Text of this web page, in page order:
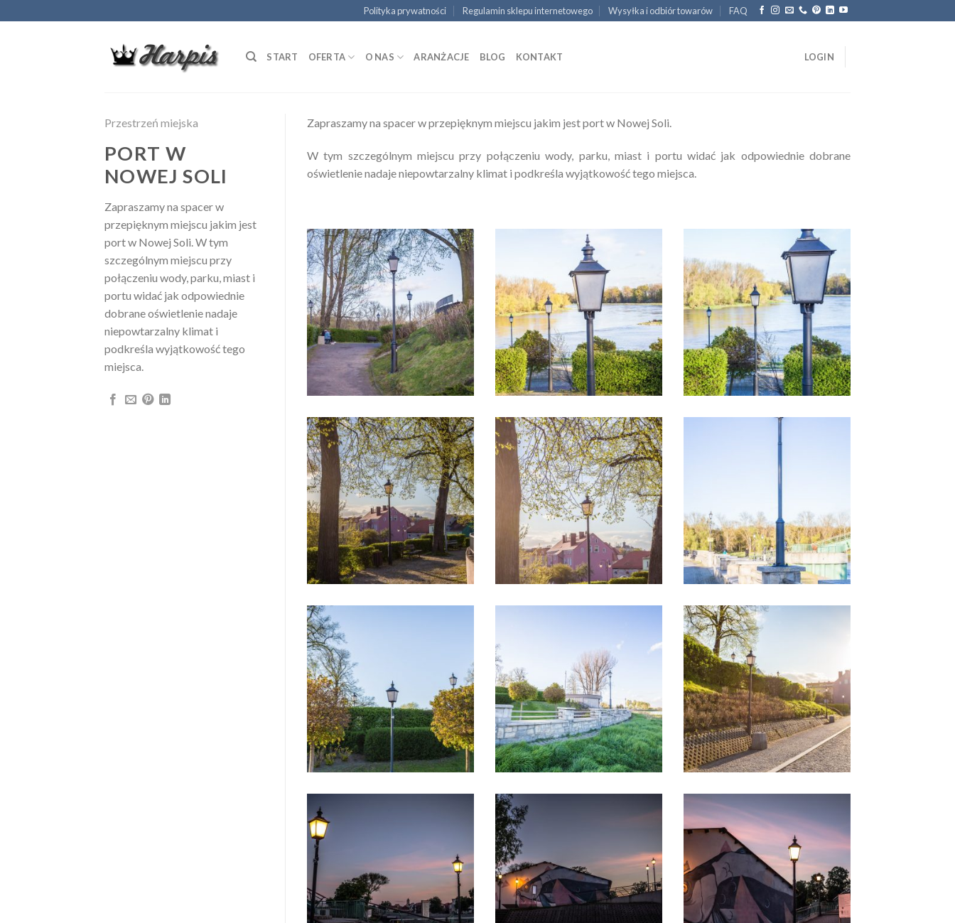
to
Polityka prywatności Regulamin sklepu internetowego Wysyłka i odbiór towarów FAQ
START OFERTA O NAS ARANŻACJE BLOG KONTAKT LOGIN
Przestrzeń miejska
PORT W
NOWEJ SOLI
Zapraszamy na spacer w
przepięknym miejscu jakim jest
port w Nowej Soli. W tym
szczególnym miejscu przy
połączeniu wody, parku, miast i
portu widać jak odpowiednie
dobrane oświetlenie nadaje
niepowtarzalny klimat i
podkreśla wyjątkowość tego
miejsca.
Zapraszamy na spacer w przepięknym miejscu jakim jest port w Nowej Soli.
W tym szczególnym miejscu przy połączeniu wody, parku, miast i portu widać jak odpowiednie dobrane
oświetlenie nadaje niepowtarzalny klimat i podkreśla wyjątkowość tego miejsca.